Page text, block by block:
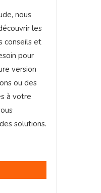
nous
les
conseils et
pour
version
ou des
à votre
solutions.